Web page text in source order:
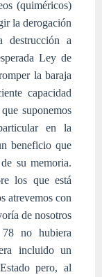
(quiméricos)
la derogación
a
Ley de
la baraja
capacidad
suponemos
en la
beneficio que
su memoria.
los que está
atrevemos con
de nosotros
no hubiera
incluido un
pero, al